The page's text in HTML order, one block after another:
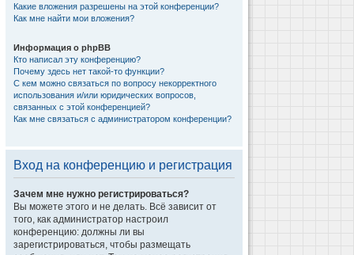
Какие вложения разрешены на этой конференции?
Как мне найти мои вложения?
Информация о phpBB
Кто написал эту конференцию?
Почему здесь нет такой-то функции?
С кем можно связаться по вопросу некорректного
использования и/или юридических вопросов,
связанных с этой конференцией?
Как мне связаться с администратором конференции?
Вход на конференцию и регистрация
Зачем мне нужно регистрироваться?
Вы можете этого и не делать. Всё зависит от
того, как администратор настроил
конференцию: должны ли вы
зарегистрироваться, чтобы размещать